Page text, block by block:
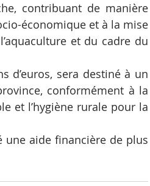
contribuant de manière
économique et à la mise
et du cadre du
d’euros, sera destiné à un
conformément à la
et l’hygiène rurale pour la
une aide financière de plus